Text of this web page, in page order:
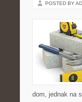
POSTED BY
dom, jednak na